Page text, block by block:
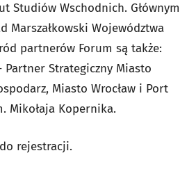
Studiów Wschodnich. Głównym
Marszałkowski Województwa
partnerów Forum są także:
Partner Strategiczny Miasto
Miasto Wrocław i Port
Mikołaja Kopernika.
rejestracji.